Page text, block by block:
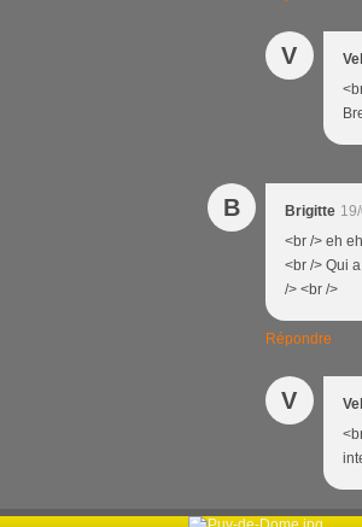
V
B Brigitte
<br /> eh
<br /> Qui
/> <br />
Répondre
V